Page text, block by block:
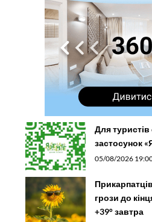
Для
застосунок
05/08/2026
грози до
+39° завтра